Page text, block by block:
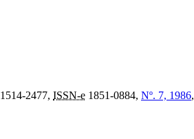
1514-2477, ISSN-e 1851-0884, Nº. 7, 1986,